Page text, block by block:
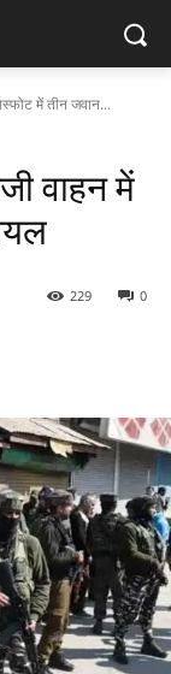
में तीन जवान...
वाहन में
0
229